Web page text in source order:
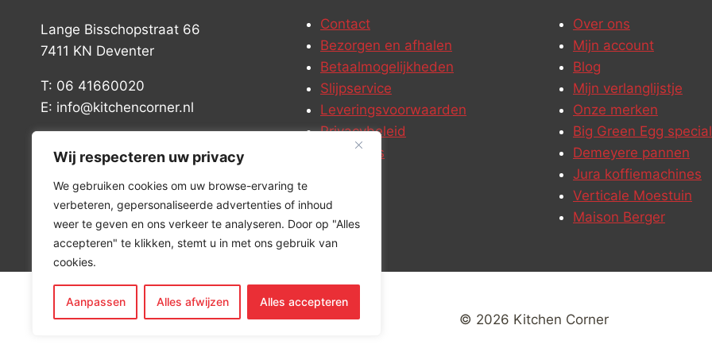
Wij respecteren uw privacy
We gebruiken cookies om uw browse-ervaring te
verbeteren, gepersonaliseerde advertenties of inhoud
weer te geven en ons verkeer te analyseren. Door op "Alles
accepteren" te klikken, stemt u in met ons gebruik van
cookies.
Aanpassen Alles afwijzen Alles accepteren
Lange Bisschopstraat 66
7411 KN Deventer
T: 06 41660020
E: info@kitchencorner.nl
BTW: NL868888989B01
Contact
Bezorgen en afhalen
Betaalmogelijkheden
Slijpservice
Leveringsvoorwaarden
Privacybeleid
Vacatures
Over ons
Mijn account
Blog
Mijn verlanglijstje
Onze merken
Big Green Egg
Demeyere pannen
Jura koffiemachines
Verticale Moestuin
Maison Berger
© 2026 Kitchen Corner